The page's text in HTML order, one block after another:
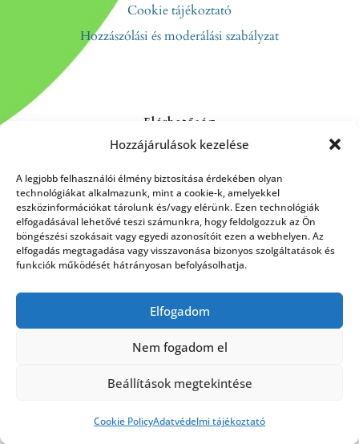
Hozzájárulások kezelése
A legjobb felhasználói élmény biztosítása érdekében olyan
technológiákat alkalmazunk, mint a cookie-k, amelyekkel
eszközinformációkat tárolunk és/vagy elérünk. Ezen technológiák
elfogadásával lehetővé teszi számunkra, hogy feldolgozzuk az Ön
böngészési szokásait vagy egyedi azonosítóit ezen a webhelyen. Az
elfogadás megtagadása vagy visszavonása bizonyos szolgáltatások és
funkciók működését hátrányosan befolyásolhatja.
Elfogadom
Nem fogadom el
Beállítások megtekintése
Cookie PolicyAdatvédelmi tájékoztató
Cookie tájékoztató
Hozzászólási és moderálási szabályzat
Elérhetőség
Kapcsolat
Rólunk
HÍRLEVÉL FELIRATKOZÁS